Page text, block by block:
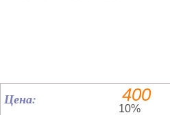
Цена: 400
10%